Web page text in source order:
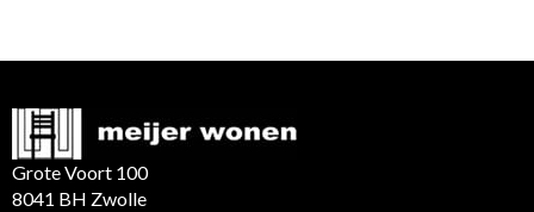
Grote Voort 100
8041 BH Zwolle